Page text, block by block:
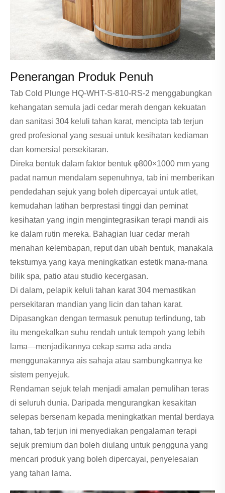
Penerangan Produk Penuh
Tab Cold Plunge HQ-WHT-S-810-RS-2 menggabungkan
kehangatan semula jadi cedar merah dengan kekuatan
dan sanitasi 304 keluli tahan karat, mencipta tab terjun
gred profesional yang sesuai untuk kesihatan kediaman
dan komersial persekitaran.
Direka bentuk dalam faktor bentuk φ800×1000 mm yang
padat namun mendalam sepenuhnya, tab ini memberikan
pendedahan sejuk yang boleh dipercayai untuk atlet,
kemudahan latihan berprestasi tinggi dan peminat
kesihatan yang ingin mengintegrasikan terapi mandi ais
ke dalam rutin mereka. Bahagian luar cedar merah
menahan kelembapan, reput dan ubah bentuk, manakala
teksturnya yang kaya meningkatkan estetik mana-mana
bilik spa, patio atau studio kecergasan.
Di dalam, pelapik keluli tahan karat 304 memastikan
persekitaran mandian yang licin dan tahan karat.
Dipasangkan dengan termasuk penutup terlindung, tab
itu mengekalkan suhu rendah untuk tempoh yang lebih
lama—menjadikannya cekap sama ada anda
menggunakannya ais sahaja atau sambungkannya ke
sistem penyejuk.
Rendaman sejuk telah menjadi amalan pemulihan teras
di seluruh dunia. Daripada mengurangkan kesakitan
selepas bersenam kepada meningkatkan mental berdaya
tahan, tab terjun ini menyediakan pengalaman terapi
sejuk premium dan boleh diulang untuk pengguna yang
mencari produk yang boleh dipercayai, penyelesaian
yang tahan lama.